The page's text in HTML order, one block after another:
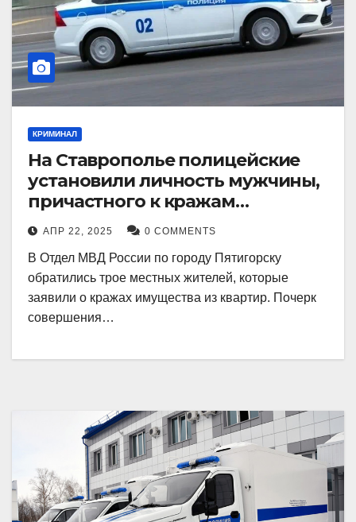
КРИМИНАЛ
На Ставрополье полицейские
установили личность мужчины,
причастного к кражам
имущества из квартир в
Пятигорске
АПР 22, 2025 0 COMMENTS
В Отдел МВД России по городу Пятигорску
обратились трое местных жителей, которые
заявили о кражах имущества из квартир. Почерк
совершения…